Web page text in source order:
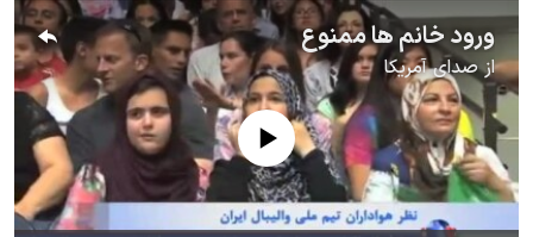
ورود خانم ها ممنوع
ازصدای آمریکا
No media source currently available